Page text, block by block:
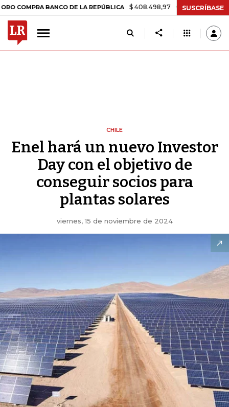
BANCO DE LA REPÚBLICA $ 408.498,97 +$ 8.753,81 +2,19%
SUSCRÍBASE
CHILE
Enel hará un nuevo Investor
Day con el objetivo de
conseguir socios para
plantas solares
viernes, 15 de noviembre de 2024